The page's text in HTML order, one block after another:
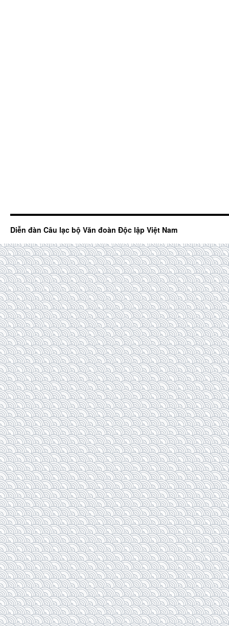
Diễn đàn Câu lạc bộ Văn đoàn Độc lập Việt Nam